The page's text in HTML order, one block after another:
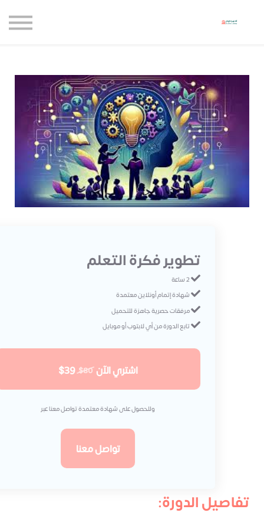
حساب جديد
تسجيل الدخول
تطوير فكرة التعلم
2 ساعة
شهادة إتمام أونلاين معتمدة
مرفقات حصرية جاهزة للتحميل
تابع الدورة من أي لابتوب أو موبايل
اشتري الآن $80
$39
وللحصول على شهادة معتمدة تواصل معنا عبر
تواصل معنا
تفاصيل الدورة: